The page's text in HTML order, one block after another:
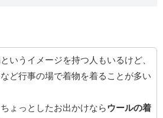
いうイメージを持つ人もいるけど、
ど行事の場で着物を着ることが多い
ょっとしたお出かけならウールの着